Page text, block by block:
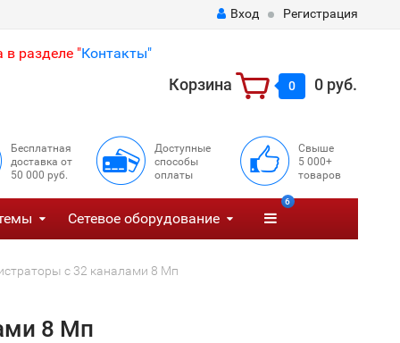
Вход Регистрация
разделе "Контакты"
Корзина 0 0 руб.
Бесплатная
доставка от
50 000 руб.
Доступные
способы
оплаты
Свыше
5 000+
товаров
Сетевое оборудование
6
с 32 каналами 8 Мп
8 Мп